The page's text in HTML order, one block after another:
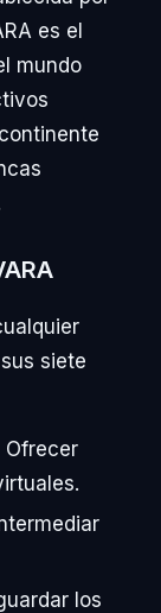
es el
mundo
siete
Ofrecer
los